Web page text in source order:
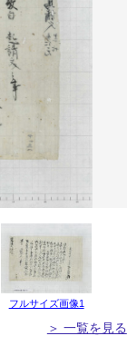
フルサイズ画像1
＞ 一覧を見る